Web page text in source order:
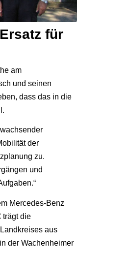
für
am
und seinen
dass das in die
der
zu.
und
Mercedes-Benz
trägt die
aus
der Wachenheimer